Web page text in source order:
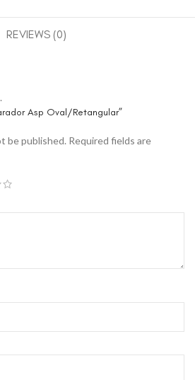
REVIEWS (0)
Asp Oval/Retangular”
be published. Required fields are